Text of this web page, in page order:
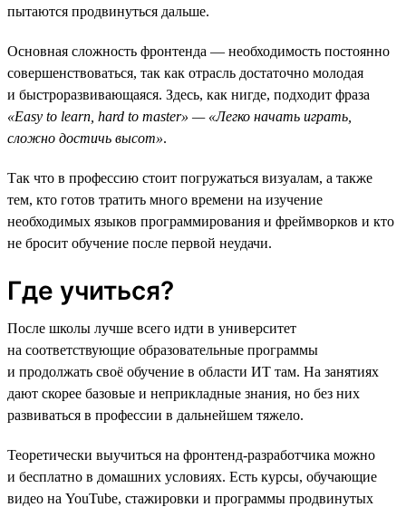
пытаются продвинуться дальше.
Основная сложность фронтенда — необходимость постоянно
совершенствоваться, так как отрасль достаточно молодая
и быстроразвивающаяся. Здесь, как нигде, подходит фраза
«Easy to learn, hard to master» — «Легко начать играть,
сложно достичь высот».
Так что в профессию стоит погружаться визуалам, а также
тем, кто готов тратить много времени на изучение
необходимых языков программирования и фреймворков и кто
не бросит обучение после первой неудачи.
Где учиться?
После школы лучше всего идти в университет
на соответствующие образовательные программы
и продолжать своё обучение в области ИТ там. На занятиях
дают скорее базовые и неприкладные знания, но без них
развиваться в профессии в дальнейшем тяжело.
Теоретически выучиться на фронтенд-разработчика можно
и бесплатно в домашних условиях. Есть курсы, обучающие
видео на YouTube, стажировки и программы продвинутых